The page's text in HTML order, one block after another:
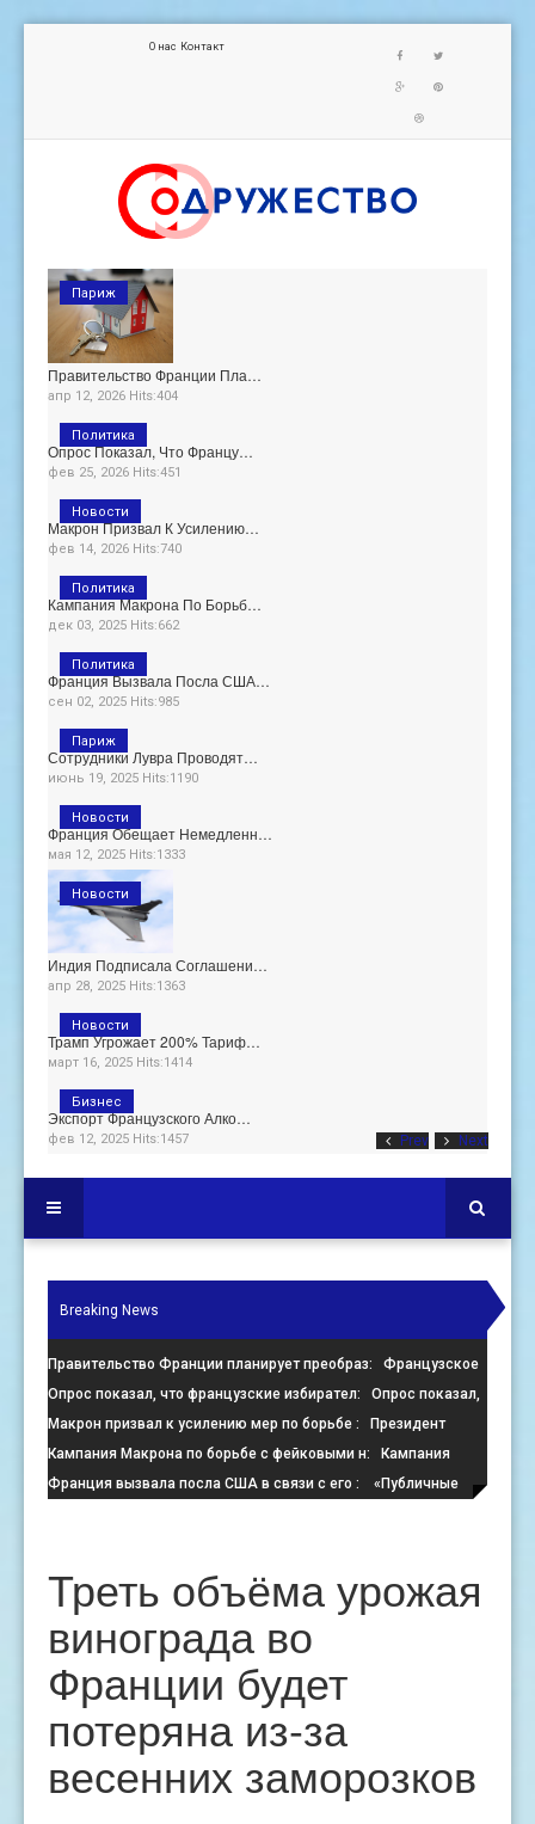
О нас Контакт
Prev Next
Правительство Франции Пла…
апр 12, 2026 Hits:404
Париж
Опрос Показал, Что Францу…
фев 25, 2026 Hits:451
Политика
Макрон Призвал К Усилению…
фев 14, 2026 Hits:740
Новости
Кампания Макрона По Борьб…
дек 03, 2025 Hits:662
Политика
Франция Вызвала Посла США…
сен 02, 2025 Hits:985
Политика
Сотрудники Лувра Проводят…
июнь 19, 2025 Hits:1190
Париж
Франция Обещает Немедленн…
мая 12, 2025 Hits:1333
Новости
Индия Подписала Соглашени…
апр 28, 2025 Hits:1363
Новости
Трамп Угрожает 200% Тариф…
март 16, 2025 Hits:1414
Новости
Экспорт Французского Алко…
фев 12, 2025 Hits:1457
Бизнес
Breaking News
Правительство Франции планирует преобраз: Французское
правительство настаивает на преобразовании пустующих оф
Опрос показал, что французские избирател: Опрос показал,
что французские избиратели больше стремятся помешать
Макрон призвал к усилению мер по борьбе : Президент
Франции Эммануэль Макрон призвал к активизации усилий
по
Кампания Макрона по борьбе с фейковыми н: Кампания
президента Франции Эмманюэля Макрона по борьбе с
Франция вызвала посла США в связи с его : «Публичные
Треть объёма урожая
винограда во
Франции будет
потеряна из-за
весенних заморозков